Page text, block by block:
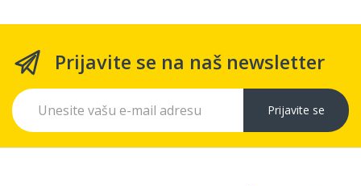
Prijavite se na naš newsletter
Prijavite se